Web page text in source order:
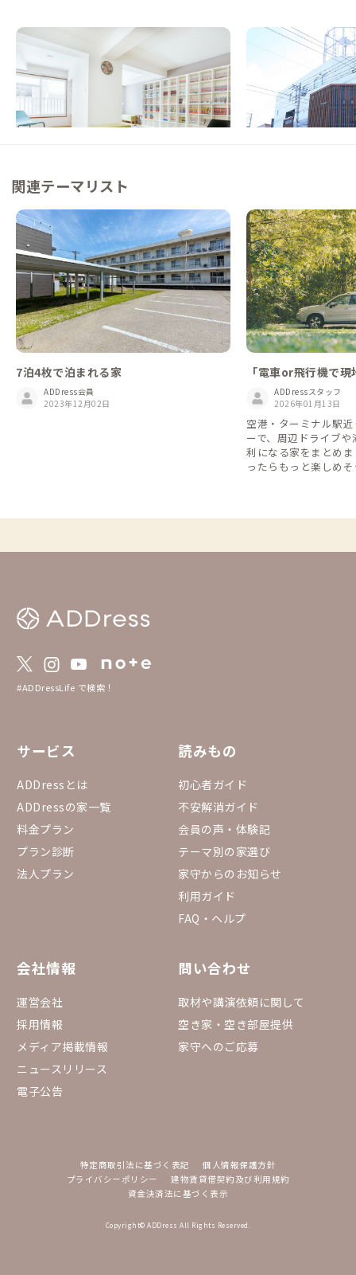
札幌A邸
北海道 シェアハウス
【すすきのまで電車5分】憧れの北海道暮ら
しは札幌から
この家からの距離 34km
富良野A邸
ゲストハウス
【駅徒歩4分】トドマ
温かみのある家
この家からの距離 58km
関連テーマリスト
7泊4枚で泊まれる家
ADDress会員
2023年12月02日
「電車or飛行機で
で周遊」が便利！
ンタカー特集🚗
ADDressスタッフ
2026年01月13日
空港・ターミナル駅
ーで、周辺ドライブ
利になる家をまとめ
ったらもっと楽しめ
の家を抜粋していま
年4月時点のものにな
#ADDressLife で検索！
サービス
ADDressとは
ADDressの家一覧
料金プラン
プラン診断
法人プラン
読みもの
初心者ガイド
不安解消ガイド
会員の声・体験記
テーマ別の家選び
家守からのお知らせ
利用ガイド
FAQ・ヘルプ
会社情報
運営会社
採用情報
メディア掲載情報
ニュースリリース
電子公告
問い合わせ
取材や講演依頼に関して
空き家・空き部屋提供
家守へのご応募
特定商取引法に基づく表記
個人情報保護方針
プライバシーポリシー
建物賃貸借契約及び利用規約
資金決済法に基づく表示
Copyright© ADDress All Rights Reserved.